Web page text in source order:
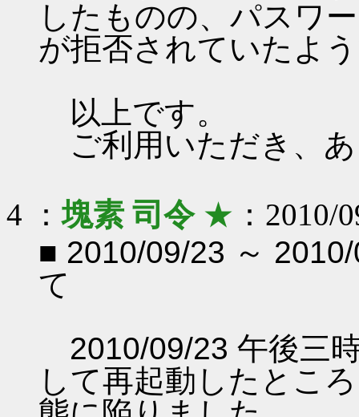
したものの、パスワ
が拒否されていたよ
以上です。
ご利用いただき、
4 ：塊素 司令★ ：2010/
■ 2010/09/23 ～
て
2010/09/23 午後三
して再起動したとこ